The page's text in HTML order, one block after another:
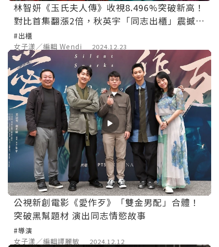
林智妍《玉氏夫人傳》收視8.496%突破新高！
對比首集翻漲2倍，秋英宇「同志出櫃」震撼台
韓觀眾！
#出櫃
女子漾／編輯 Wendi
2024.12.23
公視新創電影《愛作歹》「雙金男配」合體！
突破黑幫題材 演出同志情慾故事
#導演
女子漾／編輯譚麗敏
2024.12.12